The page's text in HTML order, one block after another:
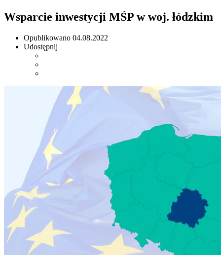
Wsparcie inwestycji MŚP w woj. łódzkim
Opublikowano 04.08.2022
Udostępnij